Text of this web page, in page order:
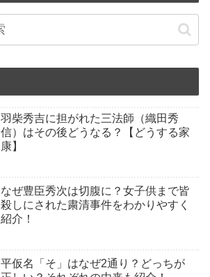
羽柴秀吉に担がれた三法師（織田秀
信）はその後どうなる？【どうする家
康】
なぜ豊臣秀次は切腹に？女子供まで皆
殺しにされた粛清事件をわかりやすく
紹介！
平仮名「そ」はなぜ2通り？どっちが